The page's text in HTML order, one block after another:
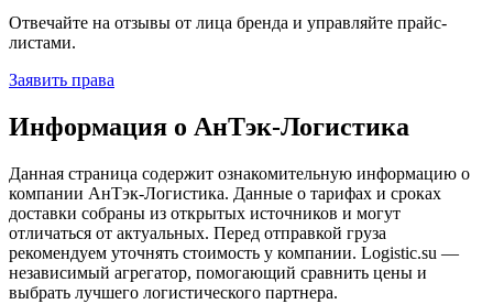
Отвечайте на отзывы от лица бренда и управляйте прайс-
листами.
Заявить права
Информация о АнТэк-Логистика
Данная страница содержит ознакомительную информацию о
компании АнТэк-Логистика. Данные о тарифах и сроках
доставки собраны из открытых источников и могут
отличаться от актуальных. Перед отправкой груза
рекомендуем уточнять стоимость у компании. Logistic.su —
независимый агрегатор, помогающий сравнить цены и
выбрать лучшего логистического партнера.